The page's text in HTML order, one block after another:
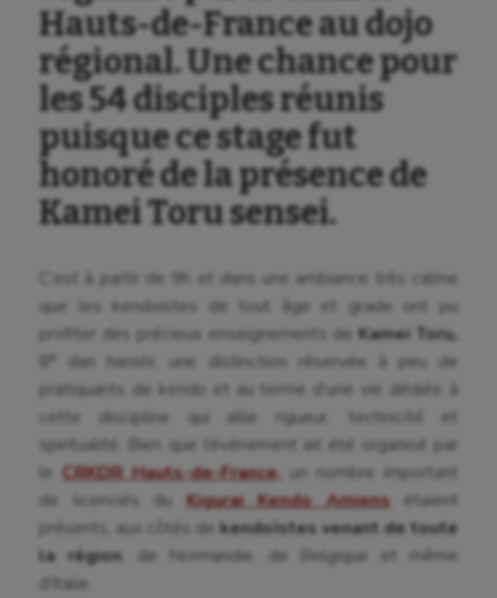
Hauts-de-France au dojo
régional. Une chance pour
les 54 disciples réunis
puisque ce stage fut
honoré de la présence de
Kamei Toru sensei.
C’est à partir de 9h et dans une ambiance très calme
que les kendoïstes de tout âge et grade ont pu
profiter des précieux enseignements de Kamei Toru,
8ᵉ dan hanshi, une distinction réservée à peu de
pratiquants de kendo et au terme d’une vie dédiée à
cette discipline qui allie rigueur, technicité et
spiritualité. Bien que l’événement ait été organisé par
le CRKDR Hauts-de-France, un nombre important
de licenciés du Kigurai Kendo Amiensétaient
présents, aux côtés de kendoïstes venant de toute
la région , de Normandie, de Belgique et même
d’Italie.